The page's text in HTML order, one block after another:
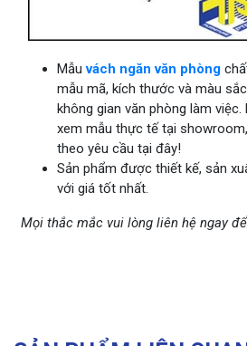
Mẫuvách ngăn văn phòng
mẫu mã, kích thước và màu
không gian văn phòng làm
xem mẫu thực tế tại
theo yêu cầu tại đây!
Sản phẩm được thiết kế, sản
với giá tốt nhất.
Mọi thắc mắc vui lòng liên hệ ngay